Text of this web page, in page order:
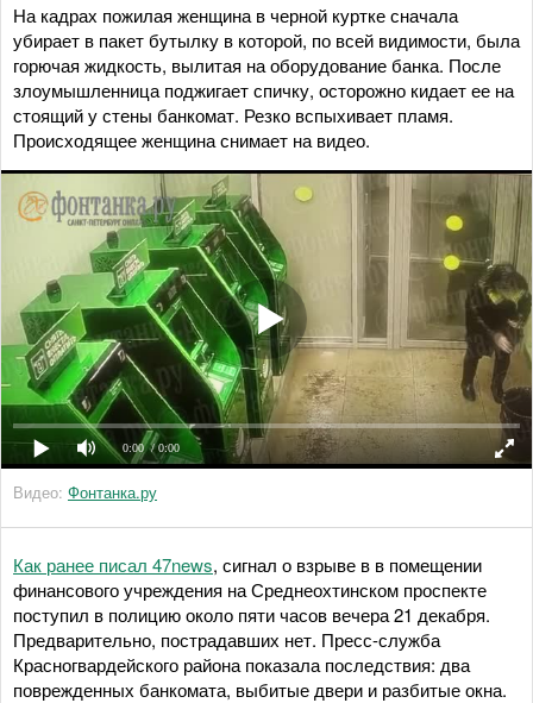
На кадрах пожилая женщина в черной куртке сначала
убирает в пакет бутылку в которой, по всей видимости, была
горючая жидкость, вылитая на оборудование банка. После
злоумышленница поджигает спичку, осторожно кидает ее на
стоящий у стены банкомат. Резко вспыхивает пламя.
Происходящее женщина снимает на видео.
0:00 / 0:00
Видео: Фонтанка.ру
Как ранее писал 47news, сигнал о взрыве в в помещении
финансового учреждения на Среднеохтинском проспекте
поступил в полицию около пяти часов вечера 21 декабря.
Предварительно, пострадавших нет. Пресс-служба
Красногвардейского района показала последствия: два
поврежденных банкомата, выбитые двери и разбитые окна.